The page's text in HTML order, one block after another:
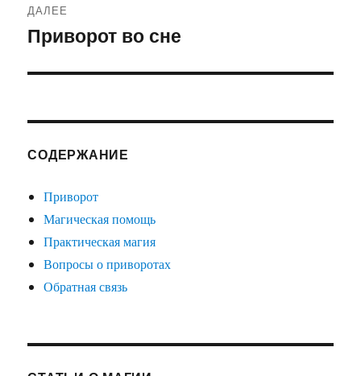
ДАЛЕЕ
Следующая
Приворот во сне
СОДЕРЖАНИЕ
Приворот
Магическая помощь
Практическая магия
Вопросы о приворотах
Обратная связь